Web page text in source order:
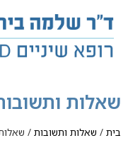
שאלות
בית / שאלות ותשובות /